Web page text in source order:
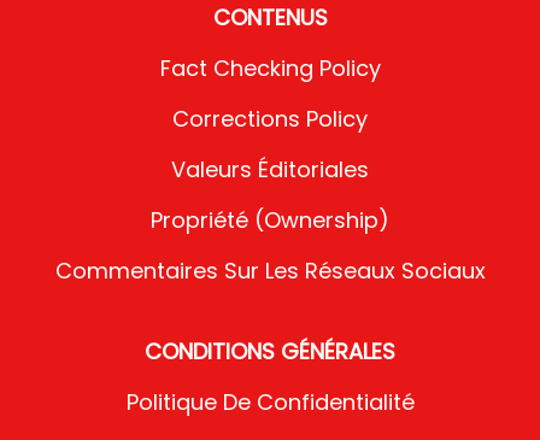
CONTENUS
Fact Checking Policy
Corrections Policy
Valeurs Éditoriales
Propriété (Ownership)
Commentaires Sur Les Réseaux Sociaux
CONDITIONS GÉNÉRALES
Politique De Confidentialité